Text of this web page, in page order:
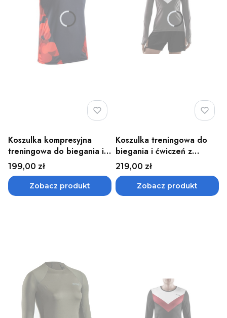
Koszulka kompresyjna
treningowa do biegania i
ćwiczeń CAMOCLOUD
męska CEP - różne kolory
Cena
199,00 zł
Zobacz produkt
Koszulka treningowa do
biegania i ćwiczeń z
długim rękawem damska
CHEVRON CEP - różne
kolory
Cena
219,00 zł
Zobacz produkt